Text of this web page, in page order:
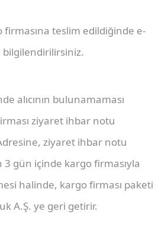
firmasına teslim edildiğinde e-
bilgilendirilirsiniz.
alıcının bulunamaması
ziyaret ihbar notu
ziyaret ihbar notu
3 gün içinde kargo firmasıyla
halinde, kargo firması paketi
A.Ş. ye geri getirir.